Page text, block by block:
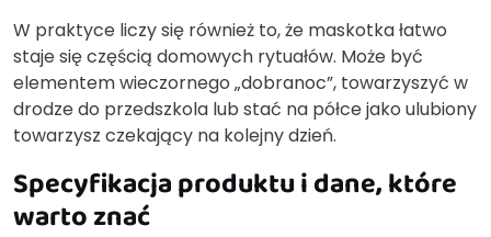
W praktyce liczy się również to, że maskotka łatwo
staje się częścią domowych rytuałów. Może być
elementem wieczornego „dobranoc”, towarzyszyć w
drodze do przedszkola lub stać na półce jako ulubiony
towarzysz czekający na kolejny dzień.
Specyfikacja produktu i dane, które
warto znać